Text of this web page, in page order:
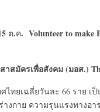
ต.ค. Volunteer to make
สมัครเพื่อสังคม (มอส.)
ทยเฉลี่ยวันละ 66 ราย เป็
งกาย ความรุนแรงทาง